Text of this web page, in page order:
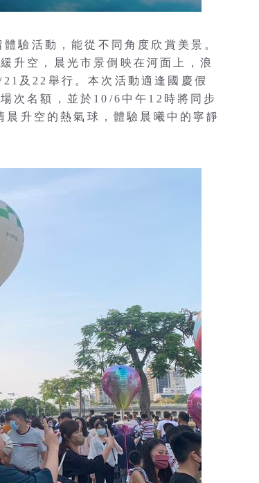
驗活動，能從不同角度欣賞美景。
升空，晨光市景倒映在河面上，浪
及22舉行。本次活動適逢國慶假
次名額，並於10/6中午12時將同步
升空的熱氣球，體驗晨曦中的寧靜